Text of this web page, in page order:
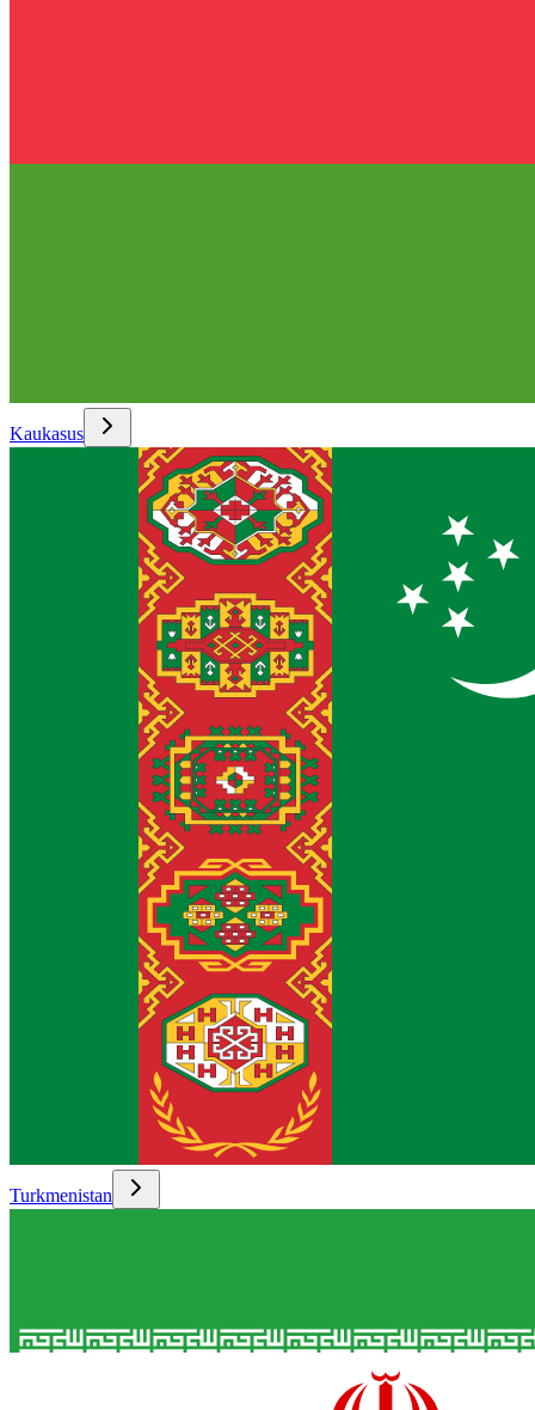
Kaukasus
Turkmenistan